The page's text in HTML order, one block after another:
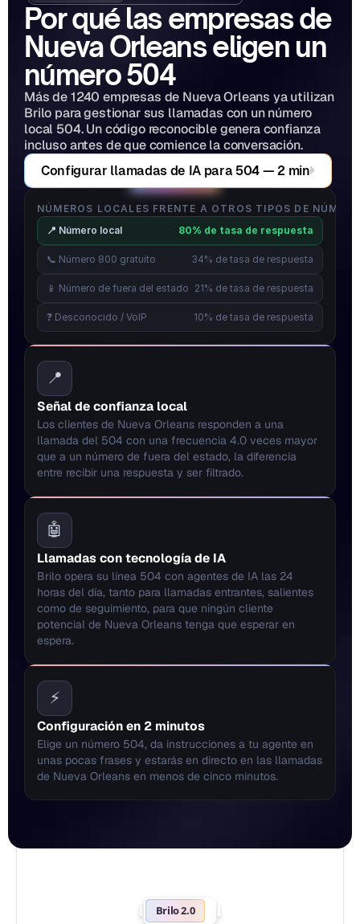
Por qué las empresas de
Nueva Orleans eligen un
número 504
Más de 1240 empresas de Nueva Orleans ya utilizan
Brilo para gestionar sus llamadas con un número
local 504. Un código reconocible genera confianza
incluso antes de que comience la conversación.
Configurar llamadas de IA para 504 — 2 min
NÚMEROS LOCALES FRENTE A OTROS TIPOS DE
📍 Número local
80% de tasa de respuesta
📞 Número 800 gratuito 34% de tasa de respuesta
📱 Número de fuera del estado 21% de tasa de respuesta
❓ Desconocido / VoIP 10% de tasa de respuesta
📍
Señal de confianza local
Los clientes de Nueva Orleans responden a una
llamada del 504 con una frecuencia 4.0 veces mayor
que a un número de fuera del estado, la diferencia
entre recibir una respuesta y ser filtrado.
🤖
Llamadas con tecnología de IA
Brilo opera su línea 504 con agentes de IA las 24
horas del día, tanto para llamadas entrantes, salientes
como de seguimiento, para que ningún cliente
potencial de Nueva Orleans tenga que esperar en
espera.
⚡
Configuración en 2 minutos
Elige un número 504, da instrucciones a tu agente en
unas pocas frases y estarás en directo en las llamadas
de Nueva Orleans en menos de cinco minutos.
Brilo 2.0